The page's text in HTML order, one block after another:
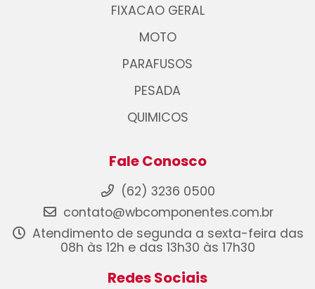
FIXACAO GERAL
MOTO
PARAFUSOS
PESADA
QUIMICOS
Fale Conosco
(62) 3236 0500
contato@wbcomponentes.com.br
Atendimento de segunda a sexta-feira das
08h às 12h e das 13h30 às 17h30
Redes Sociais